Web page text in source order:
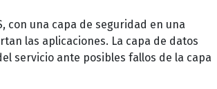
con una capa de seguridad en una
las aplicaciones. La capa de datos
servicio ante posibles fallos de la capa